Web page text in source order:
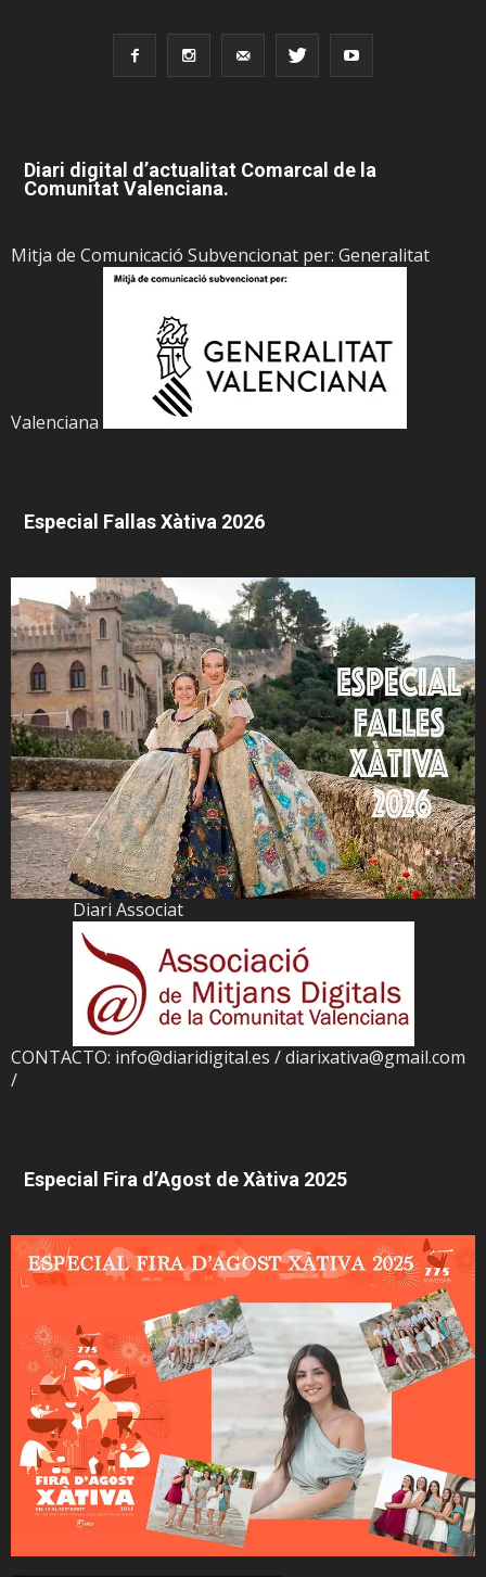
Diari digital d’actualitat Comarcal de la
Comunitat Valenciana.
Mitja de Comunicació Subvencionat per: Generalitat
Valenciana
Especial Fallas Xàtiva 2026
Diari Associat
CONTACTO: info@diaridigital.es / diarixativa@gmail.com
/
Especial Fira d’Agost de Xàtiva 2025